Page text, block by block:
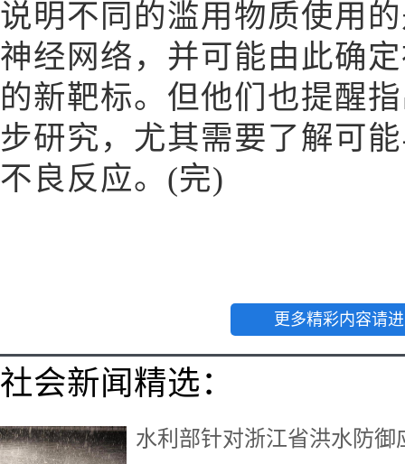
说明不同的滥用物质使用
神经网络，并可能由此确
的新靶标。但他们也提醒
步研究，尤其需要了解可
不良反应。(完)
更多精彩内容请
社会新闻精选：
水利部针对浙江省洪水防